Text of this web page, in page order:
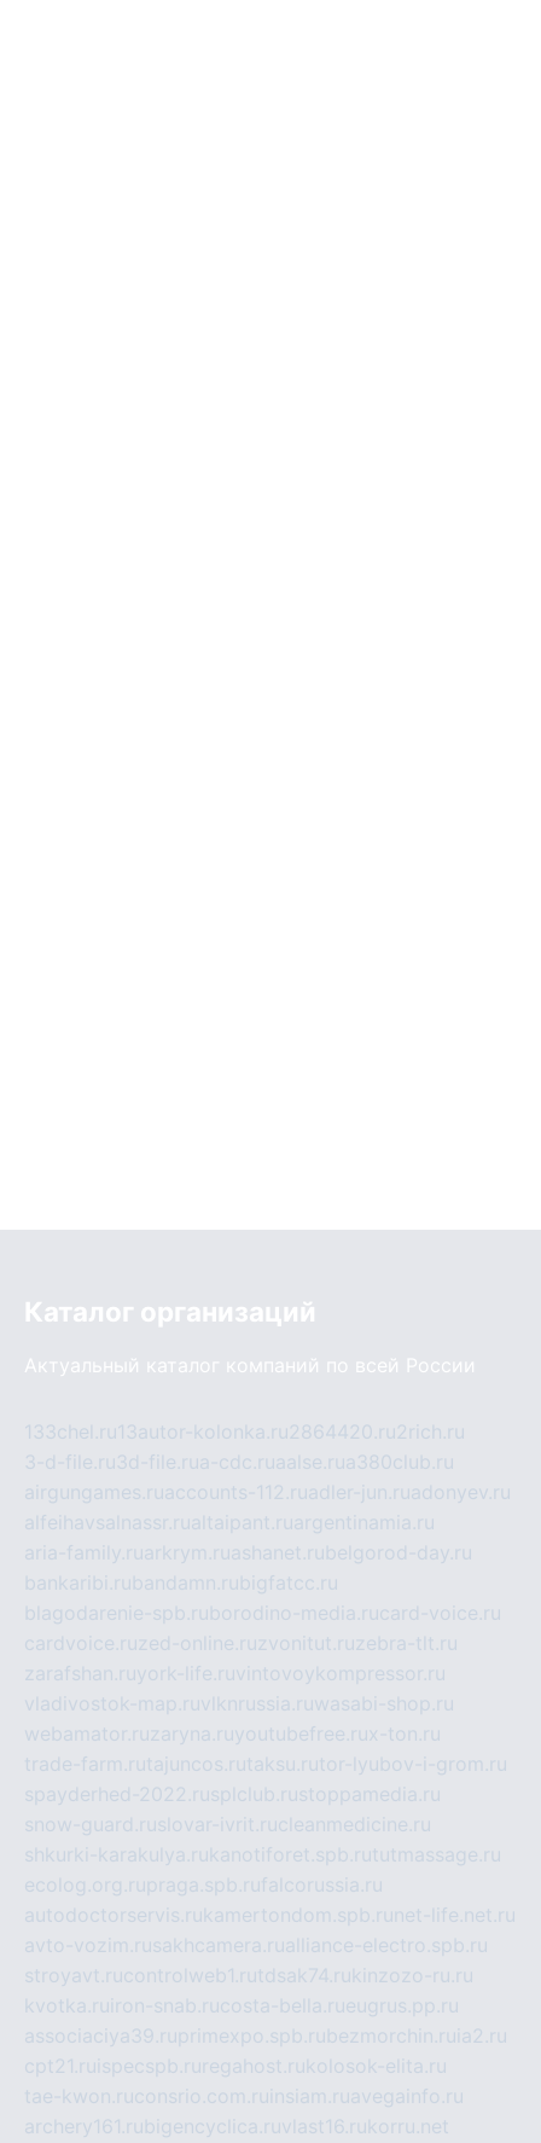
Каталог организаций
Актуальный каталог компаний по всей России
133chel.ru13autor-kolonka.ru2864420.ru2rich.ru
3-d-file.ru3d-file.rua-cdc.ruaalse.rua380club.ru
airgungames.ruaccounts-112.ruadler-jun.ruadonyev.ru
alfeihavsalnassr.rualtaipant.ruargentinamia.ru
aria-family.ruarkrym.ruashanet.rubelgorod-day.ru
bankaribi.rubandamn.rubigfatcc.ru
blagodarenie-spb.ruborodino-media.rucard-voice.ru
cardvoice.ruzed-online.ruzvonitut.ruzebra-tlt.ru
zarafshan.ruyork-life.ruvintovoykompressor.ru
vladivostok-map.ruvlknrussia.ruwasabi-shop.ru
webamator.ruzaryna.ruyoutubefree.rux-ton.ru
trade-farm.rutajuncos.rutaksu.rutor-lyubov-i-grom.ru
spayderhed-2022.rusplclub.rustoppamedia.ru
snow-guard.ruslovar-ivrit.rucleanmedicine.ru
shkurki-karakulya.rukanotiforet.spb.rututmassage.ru
ecolog.org.rupraga.spb.rufalcorussia.ru
autodoctorservis.rukamertondom.spb.ru net-life.net.ru
avto-vozim.rusakhcamera.rualliance-electro.spb.ru
stroyavt.rucontrolweb1.rutdsak74.rukinzozo-ru.ru
kvotka.ru iron-snab.rucosta-bella.rueugrus.pp.ru
associaciya39.ruprimexpo.spb.rubezmorchin.ru ia2.ru
cpt21.ru ispecspb.ru regahost.rukolosok-elita.ru
tae-kwon.ruconsrio.com.ru insiam.ruavegainfo.ru
archery161.rubigencyclica.ruvlast16.rukorru.net